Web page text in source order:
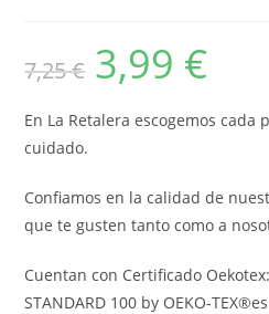
7,25€
El
precio
original
7,25 €.
3,99 €
3,99 €.
En La Retalera escogemos cada
cuidado.
Confiamos en la calidad de
que te gusten tanto como a
Cuentan con Certificado
STANDARD 100 by OEKO-